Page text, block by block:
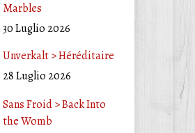
Marbles
30 Luglio 2026
Unverkalt > Héréditaire
28 Luglio 2026
Sans Froid > Back Into
the Womb